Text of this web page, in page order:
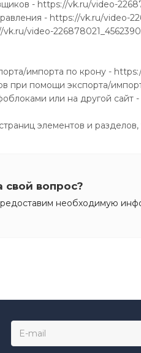
- https://vk.ru/video-
- https://vk.ru/video-
vk.ru/video-
импорта по крону -
при помощи экспорта/
или на другой
элементов и
свой вопрос?
необходимую